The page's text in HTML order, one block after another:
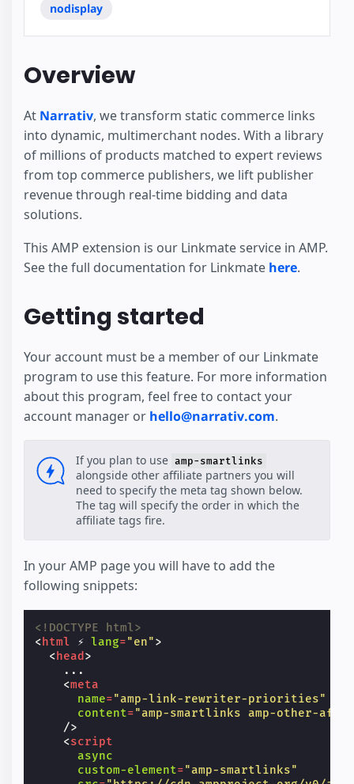
nodisplay
Overview
At Narrativ, we transform static commerce links
into dynamic, multimerchant nodes. With a library
of millions of products matched to expert reviews
from top commerce publishers, we lift publisher
revenue through real-time bidding and data
solutions.
This AMP extension is our Linkmate service in AMP.
See the full documentation for Linkmate here.
Getting started
Your account must be a member of our Linkmate
program to use this feature. For more information
about this program, feel free to contact your
account manager or hello@narrativ.com.
If you plan to use amp-smartlinks
alongside other affiliate partners you will
need to specify the meta tag shown below.
The tag will specify the order in which the
affiliate tags fire.
In your AMP page you will have to add the
following snippets:
<!DOCTYPE html>
< html ⚡ lang="en">
< head >
    ...
<meta
name="amp-link-rewriter-priorities"
content="amp-smartlinks amp-other-
/>
<script
async
custom-element="amp-smartlinks"